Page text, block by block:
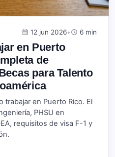
calendar_month 12 jun 2026•schedule 6 min
en Puerto
de
para Talento
trabajar en Puerto Rico. El
PHSU en
requisitos de visa F-1 y